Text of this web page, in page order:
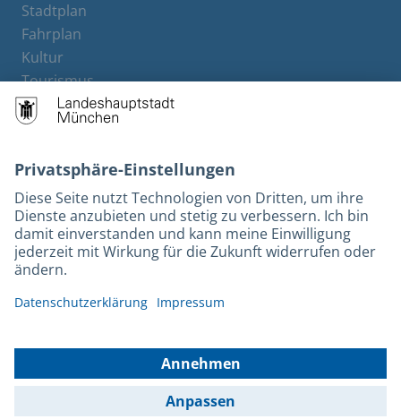
Stadtplan
Fahrplan
Kultur
Tourismus
M-Strom
Bürgerservice
Rechtliches und Kontakt
Barrierefreiheit
Leichte Sprache
Gebärdensprache
Kontakt